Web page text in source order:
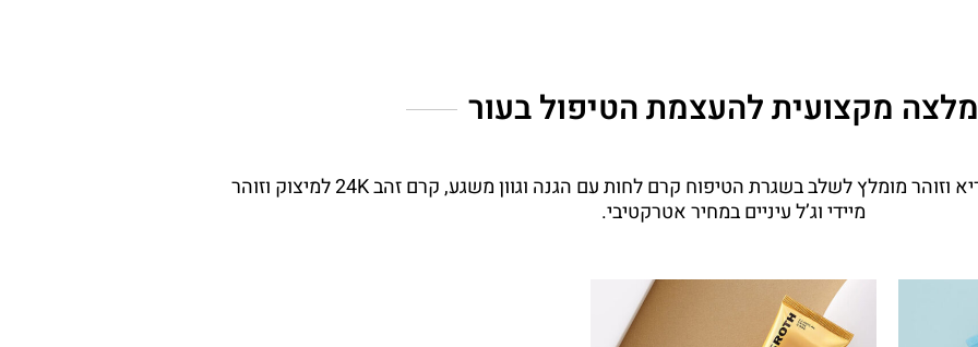
מקצועית להעצמת הטיפול בעור
להשלמת הטיפול בעור ולמראה בריא וזוהר מומלץ לשלב בשגרת הטיפוח קרם לחות עם הגנה וגוון משגע, קרם זהב 24K למיצוק וזוהר
מיידי וג’ל עיניים במחיר אטרקטיבי.